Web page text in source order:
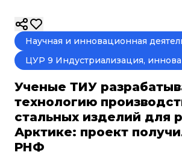
Научная и инновационная
ЦУР 9 Индустриализация,
Ученые ТИУ
технологию
стальных изделий для
Арктике: проект
РНФ